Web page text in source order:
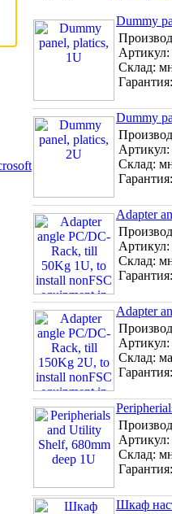
Dummy
Артикул:
Склад:
Dummy
Артикул:
Склад:
Adapter
Артикул:
Склад:
Adapter
Артикул:
Склад:
Артикул:
Склад:
Шкаф